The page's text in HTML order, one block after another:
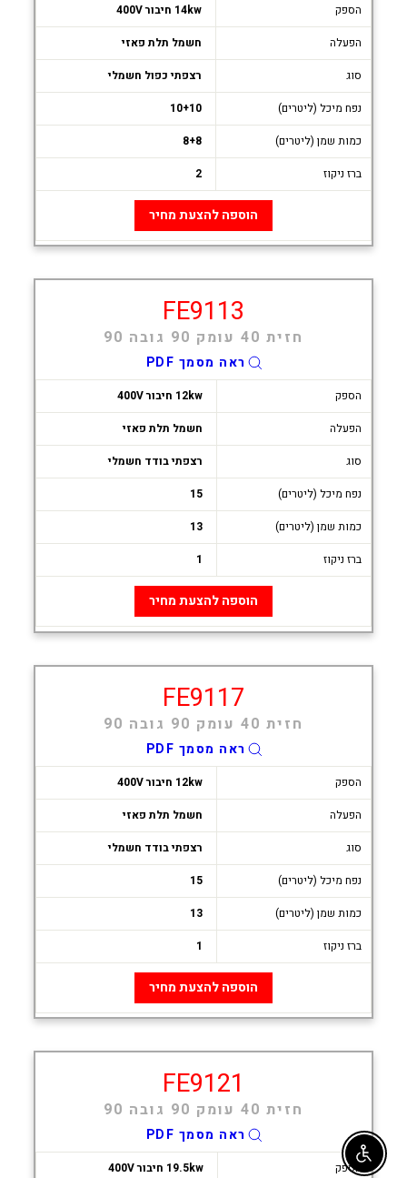
הספק
14kw חיבור 400V
הפעלה
חשמל תלת פאזי
סוג
רצפתי כפול חשמלי
נפח מיכל (ליטרים)
10+10
כמות שמן (ליטרים)
8+8
ברז ניקוז
2
הוספה להצעת מחיר
FE9113
חזית 40 עומק 90 גובה 90
ראה מסמך PDF
הספק
12kw חיבור 400V
הפעלה
חשמל תלת פאזי
סוג
רצפתי בודד חשמלי
נפח מיכל (ליטרים)
15
כמות שמן (ליטרים)
13
ברז ניקוז
1
הוספה להצעת מחיר
FE9117
חזית 40 עומק 90 גובה 90
ראה מסמך PDF
הספק
12kw חיבור 400V
הפעלה
חשמל תלת פאזי
סוג
רצפתי בודד חשמלי
נפח מיכל (ליטרים)
15
כמות שמן (ליטרים)
13
ברז ניקוז
1
הוספה להצעת מחיר
FE9121
חזית 40 עומק 90 גובה 90
ראה מסמך PDF
הספק
19.5kw חיבור 400V
Enable accessibility